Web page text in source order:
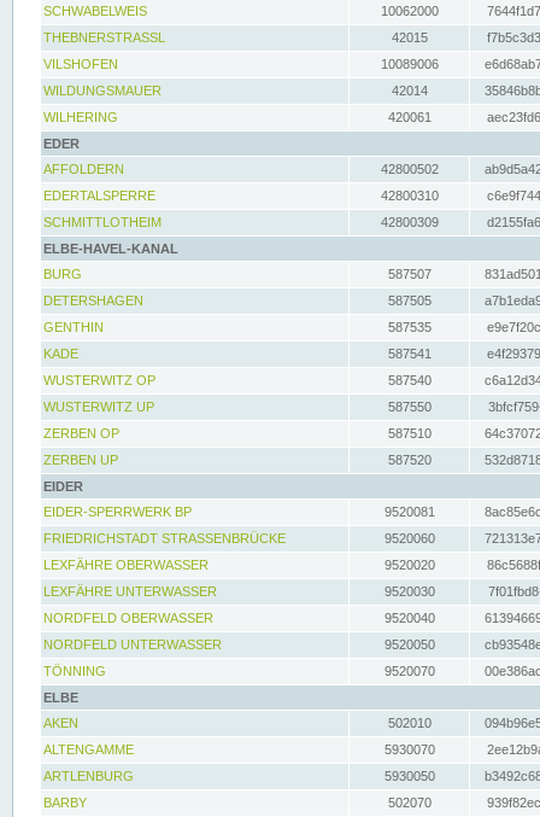
SCHWABELWEIS
10062000
THEBNERSTRASSL
42015
VILSHOFEN
10089006
WILDUNGSMAUER
42014
WILHERING
420061
EDER
AFFOLDERN
42800502
EDERTALSPERRE
42800310
SCHMITTLOTHEIM
42800309
ELBE-HAVEL-KANAL
BURG
587507
DETERSHAGEN
587505
GENTHIN
587535
KADE
587541
WUSTERWITZ OP
587540
WUSTERWITZ UP
587550
ZERBEN OP
587510
ZERBEN UP
587520
EIDER
EIDER-SPERRWERK BP
9520081
FRIEDRICHSTADT STRASSENBRÜCKE
9520060
LEXFÄHRE OBERWASSER
9520020
LEXFÄHRE UNTERWASSER
9520030
NORDFELD OBERWASSER
9520040
NORDFELD UNTERWASSER
9520050
TÖNNING
9520070
ELBE
AKEN
502010
ALTENGAMME
5930070
ARTLENBURG
5930050
BARBY
502070